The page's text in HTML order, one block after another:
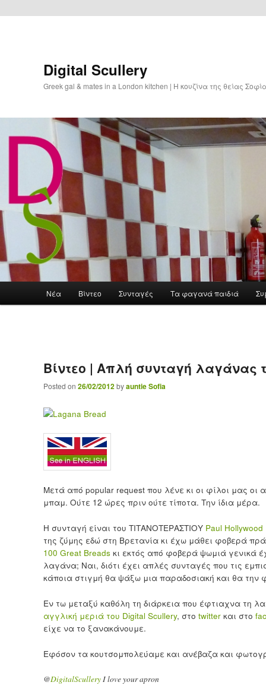
Digital Scullery
Greek gal & mates in a London kitchen | Η κουζίνα της θείας
Skip to primary content
Νέα Βίντεο Συνταγές Τα φαγανά παιδιά
Βίντεο | Απλή συνταγή λαγάνας
Posted on 26/02/2012byauntie Sofia
Μετά από popular request που λένε κι οι φίλοι μας
μπαμ. Ούτε 12 ώρες πριν ούτε τίποτα. Την ίδια μέρα.
Η συνταγή είναι του ΤΙΤΑΝΟΤΕΡΑΣΤΙΟΥ Paul Hollywood
της ζύμης εδώ στη Βρετανία κι έχω μάθει φοβερά
100 Great Breads κι εκτός από φοβερά ψωμιά γενικά
λαγάνα; Ναι, διότι έχει απλές συνταγές που τις
κάποια στιγμή θα ψάξω μια παραδοσιακή και θα την
Εν τω μεταξύ καθόλη τη διάρκεια που έφτιαχνα τη
αγγλική μεριά του Digital Scullery, στο twitterκαι στο
είχε να το ξανακάνουμε.
Εφόσον τα κουτσομπολεύαμε και ανέβαζα και
@DigitalSculleryI love your apron